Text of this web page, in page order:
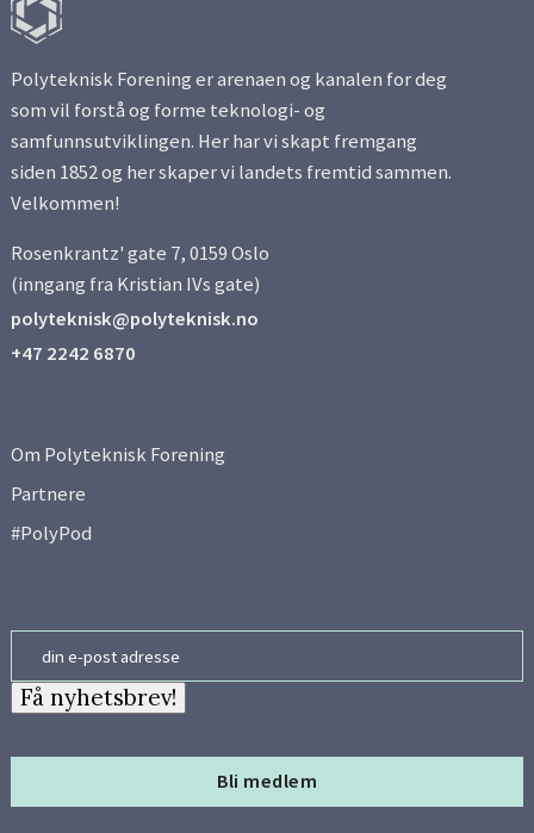
Side 4
Side 5
Side 7
Side 13
Side 15
Polyteknisk Forening er arenaen og kanalen for deg
som vil forstå og forme teknologi- og
samfunnsutviklingen. Her har vi skapt fremgang
siden 1852 og her skaper vi landets fremtid sammen.
Velkommen!
Rosenkrantz' gate 7, 0159 Oslo
(inngang fra Kristian IVs gate)
polyteknisk@polyteknisk.no
+47 2242 6870
Om Polyteknisk Forening
Partnere
#PolyPod
Bli medlem
Få nyhetsbrev!